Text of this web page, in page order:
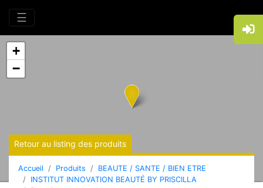
☰
+
−
Retour au listing des produits
Accueil Produits
BEAUTE / SANTE / BIEN ETRE
INSTITUT INNOVATION BEAUTÉ BY PRISCILLA